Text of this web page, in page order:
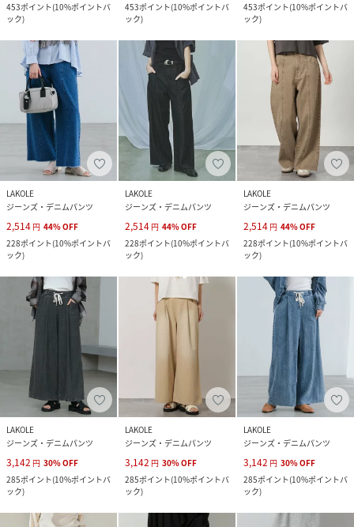
453ポイント(10%ポイントバ
ック)
453ポイント(10%ポイントバ
ック)
453ポイント(10%ポイントバ
ック)
LAKOLE
ジーンズ・デニムパンツ
2,514 円 44%OFF
228ポイント(10%ポイントバ
ック)
LAKOLE
ジーンズ・デニムパンツ
2,514 円 44%OFF
228ポイント(10%ポイントバ
ック)
LAKOLE
ジーンズ・デニムパンツ
2,514 円 44%OFF
228ポイント(10%ポイントバ
ック)
LAKOLE
ジーンズ・デニムパンツ
3,142 円 30%OFF
285ポイント(10%ポイントバ
ック)
LAKOLE
ジーンズ・デニムパンツ
3,142 円 30%OFF
285ポイント(10%ポイントバ
ック)
LAKOLE
ジーンズ・デニムパンツ
3,142 円 30%OFF
285ポイント(10%ポイントバ
ック)